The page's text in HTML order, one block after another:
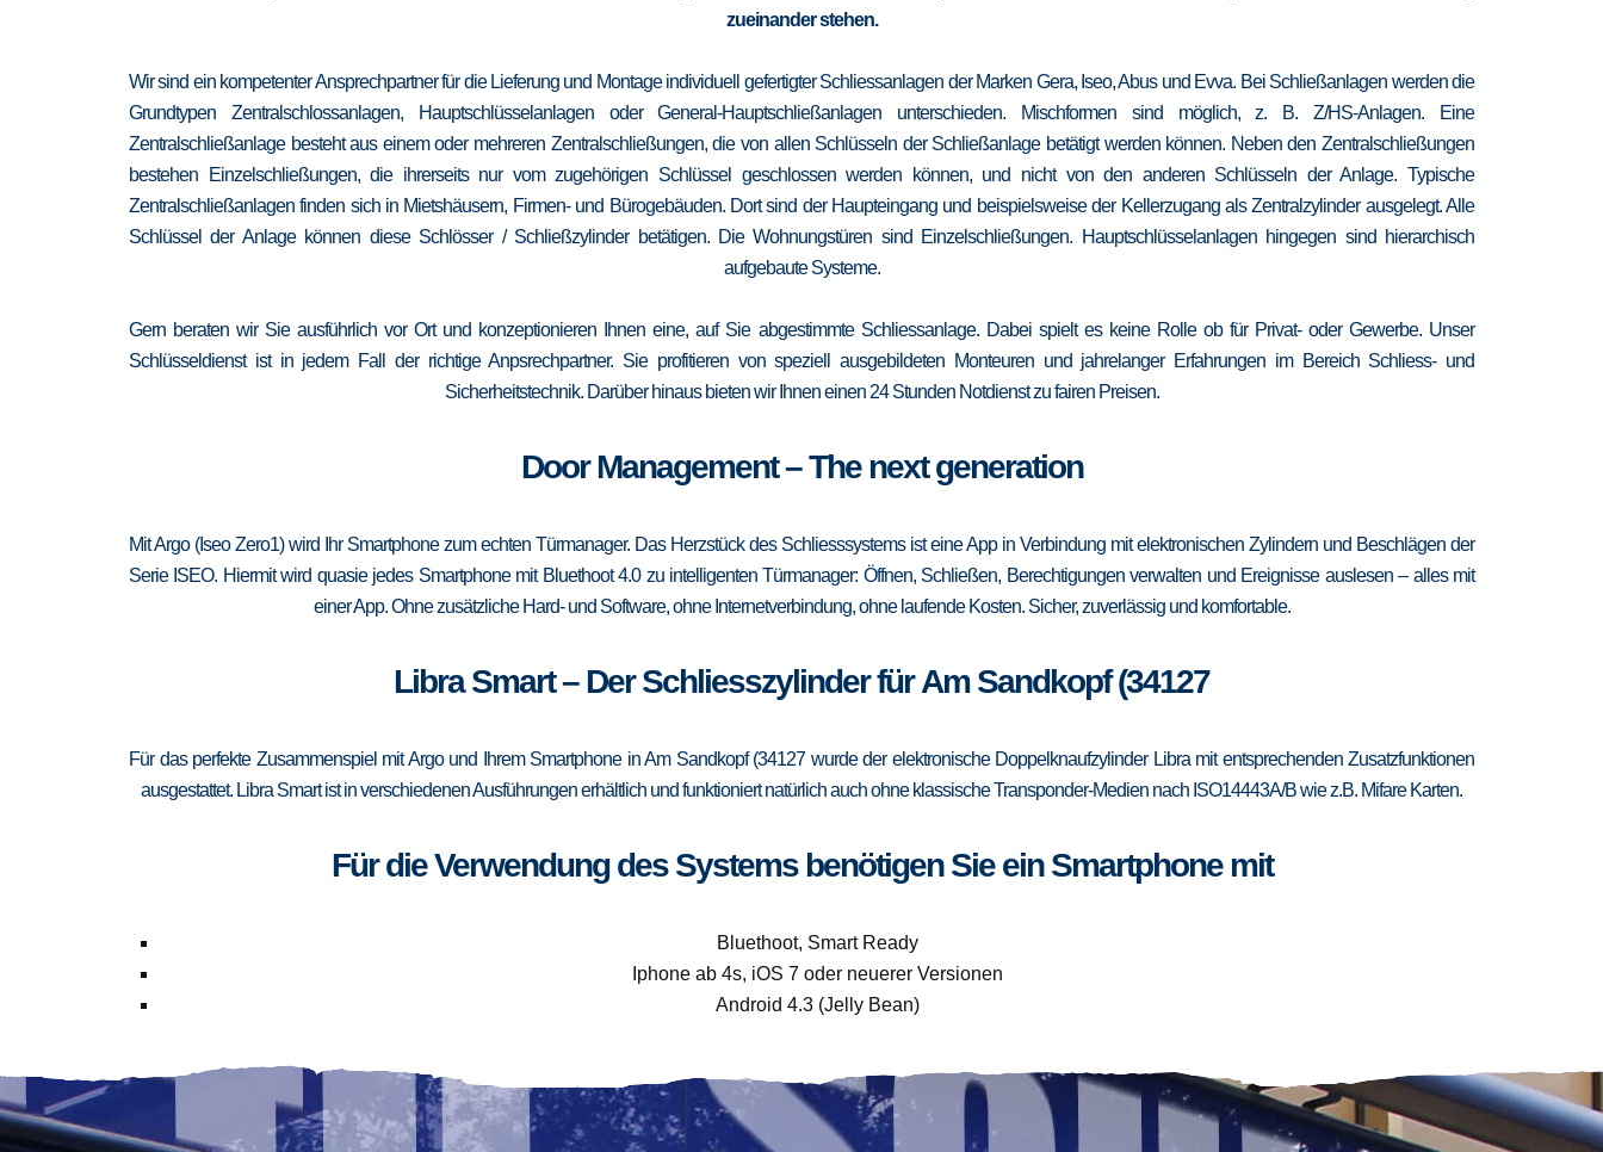
zueinander stehen.
Wir sind ein kompetenter Ansprechpartner für die Lieferung und Montage individuell gefertigter Schliessanlagen der Marken Gera, Iseo, Abus und Evva. Bei Schließanlagen werden die
Grundtypen Zentralschlossanlagen, Hauptschlüsselanlagen oder General-Hauptschließanlagen unterschieden. Mischformen sind möglich, z. B. Z/HS-Anlagen. Eine
Zentralschließanlage besteht aus einem oder mehreren Zentralschließungen, die von allen Schlüsseln der Schließanlage betätigt werden können. Neben den Zentralschließungen
bestehen Einzelschließungen, die ihrerseits nur vom zugehörigen Schlüssel geschlossen werden können, und nicht von den anderen Schlüsseln der Anlage. Typische
Zentralschließanlagen finden sich in Mietshäusern, Firmen- und Bürogebäuden. Dort sind der Haupteingang und beispielsweise der Kellerzugang als Zentralzylinder ausgelegt. Alle
Schlüssel der Anlage können diese Schlösser / Schließzylinder betätigen. Die Wohnungstüren sind Einzelschließungen. Hauptschlüsselanlagen hingegen sind hierarchisch
aufgebaute Systeme.
Gern beraten wir Sie ausführlich vor Ort und konzeptionieren Ihnen eine, auf Sie abgestimmte Schliessanlage. Dabei spielt es keine Rolle ob für Privat- oder Gewerbe. Unser
Schlüsseldienst ist in jedem Fall der richtige Anpsrechpartner. Sie profitieren von speziell ausgebildeten Monteuren und jahrelanger Erfahrungen im Bereich Schliess- und
Sicherheitstechnik. Darüber hinaus bieten wir Ihnen einen 24 Stunden Notdienst zu fairen Preisen.
Door Management – The next generation
Mit Argo (Iseo Zero1) wird Ihr Smartphone zum echten Türmanager. Das Herzstück des Schliesssystems ist eine App in Verbindung mit elektronischen Zylindern und Beschlägen der
Serie ISEO. Hiermit wird quasie jedes Smartphone mit Bluethoot 4.0 zu intelligenten Türmanager: Öffnen, Schließen, Berechtigungen verwalten und Ereignisse auslesen – alles mit
einer App. Ohne zusätzliche Hard- und Software, ohne Internetverbindung, ohne laufende Kosten. Sicher, zuverlässig und komfortable.
Libra Smart – Der Schliesszylinder für Am Sandkopf (34127
Für das perfekte Zusammenspiel mit Argo und Ihrem Smartphone in Am Sandkopf (34127 wurde der elektronische Doppelknaufzylinder Libra mit entsprechenden Zusatzfunktionen
ausgestattet. Libra Smart ist in verschiedenen Ausführungen erhältlich und funktioniert natürlich auch ohne klassische Transponder-Medien nach ISO14443A/B wie z.B. Mifare Karten.
Für die Verwendung des Systems benötigen Sie ein Smartphone mit
Bluethoot, Smart Ready
Iphone ab 4s, iOS 7 oder neuerer Versionen
Android 4.3 (Jelly Bean)